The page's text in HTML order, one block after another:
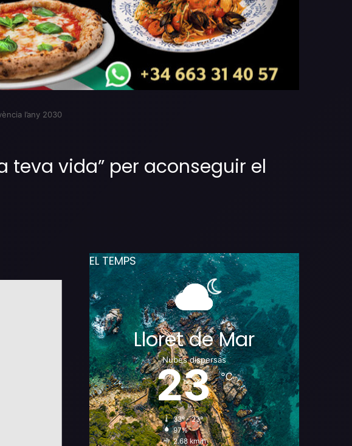
l’any 2030
teva vida” per aconseguir el
EL TEMPS
Lloret de Mar
Nubes dispersas
23℃
33º - 23º
97%
2.68 km/h